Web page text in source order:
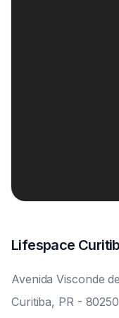
Lifespace
Avenida Visconde
Curitiba, PR -